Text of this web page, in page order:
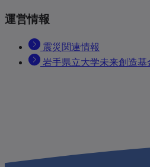
運営情報
震災関連情報
岩手県立大学未来創造基